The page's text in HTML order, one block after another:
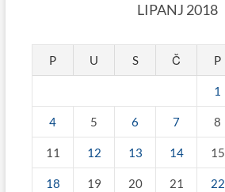
LIPANJ 2018
P U S Č P
1
4 5 6 7 8
11 12 13 14 15
18 19 20 21 22